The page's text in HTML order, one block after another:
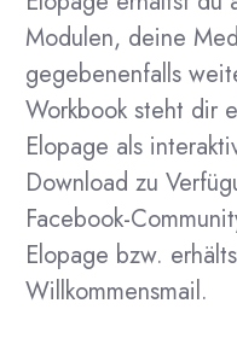
Modulen, deine
gegebenenfalls
Workbook steht dir
Elopage als
Download zu
Facebook-
Elopage bzw.
Willkommensmail.